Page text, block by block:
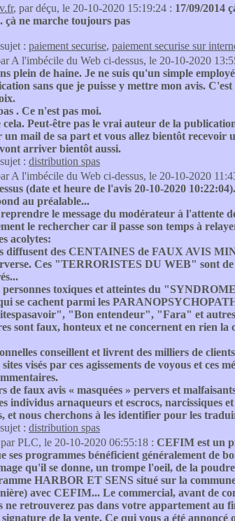
, par déçu, le 20-10-2020 15:19:24 : 17/09/2014
çà ne marche toujours pas
: paiement securise, paiement securise sur
A l'imbécile du Web ci-dessus, le 20-10-2020
plein de haine. Je ne suis qu'un simple
sans que je puisse y mettre mon avis.
. Ce n'est pas moi.
cela. Peut-être pas le vrai auteur de la
un mail de sa part et vous allez bientôt
arriver bientôt aussi.
: distribution spas
A l'imbécile du Web ci-dessus, le 20-10-2020
(date et heure de l'avis 20-10-2020
au préalable...
le message du modérateur à
le rechercher car il passe son temps à
acolytes:
diffusent des CENTAINES de FAUX AVIS
Ces "TERRORISTES DU WEB" sont de
personnes toxiques et atteintes du
se cachent parmi les
"Bon entendeur", "Fara" et autres
sont faux, honteux et ne concernent en rien
conseillent et livrent des milliers de
visés par ces agissements de voyous et ces
de faux avis « masquées » pervers et
individus arnaqueurs et escrocs, narcissiques
et nous cherchons à les identifier pour les
: distribution spas
PLC, le 20-10-2020 06:55:18 : CEFIM est un
ses programmes bénéficient généralement de
qu'il se donne, un trompe l'oeil, de la
HARBOR ET SENS situé sur la
avec CEFIM... Le commercial, avant de
ne retrouverez pas dans votre appartement au
de la vente. Ce qui vous a été